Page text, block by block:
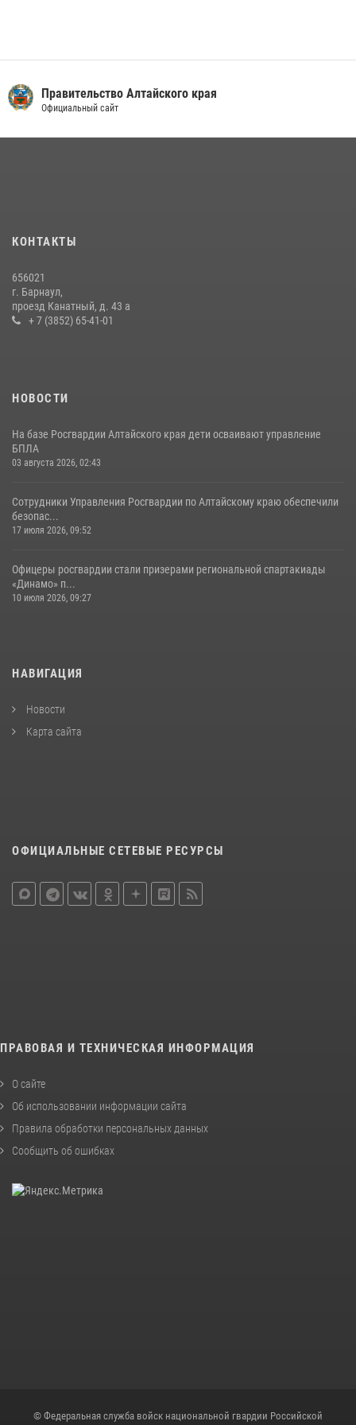
Правительство Алтайского края
Официальный сайт
КОНТАКТЫ
656021
г. Барнаул,
проезд Канатный, д. 43 а
+ 7 (3852) 65-41-01
НОВОСТИ
На базе Росгвардии Алтайского края дети осваивают управление
БПЛА
03 августа 2026, 02:43
Сотрудники Управления Росгвардии по Алтайскому краю обеспечили
безопас...
17 июля 2026, 09:52
Офицеры росгвардии стали призерами региональной спартакиады
«Динамо» п...
10 июля 2026, 09:27
НАВИГАЦИЯ
Новости
Карта сайта
ОФИЦИАЛЬНЫЕ СЕТЕВЫЕ РЕСУРСЫ
ПРАВОВАЯ И ТЕХНИЧЕСКАЯ ИНФОРМАЦИЯ
О сайте
Об использовании информации сайта
Правила обработки персональных данных
Сообщить об ошибках
© Федеральная служба войск национальной гвардии Российской